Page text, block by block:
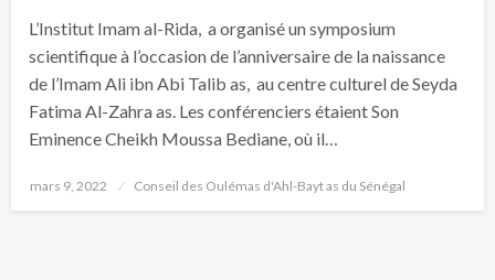
L’Institut Imam al-Rida, a organisé un symposium
scientifique à l’occasion de l’anniversaire de la naissance
de l’Imam Ali ibn Abi Talib as, au centre culturel de Seyda
Fatima Al-Zahra as. Les conférenciers étaient Son
Eminence Cheikh Moussa Bediane, où il…
mars 9, 2022 Conseil des Oulémas d'Ahl-Bayt as du Sénégal